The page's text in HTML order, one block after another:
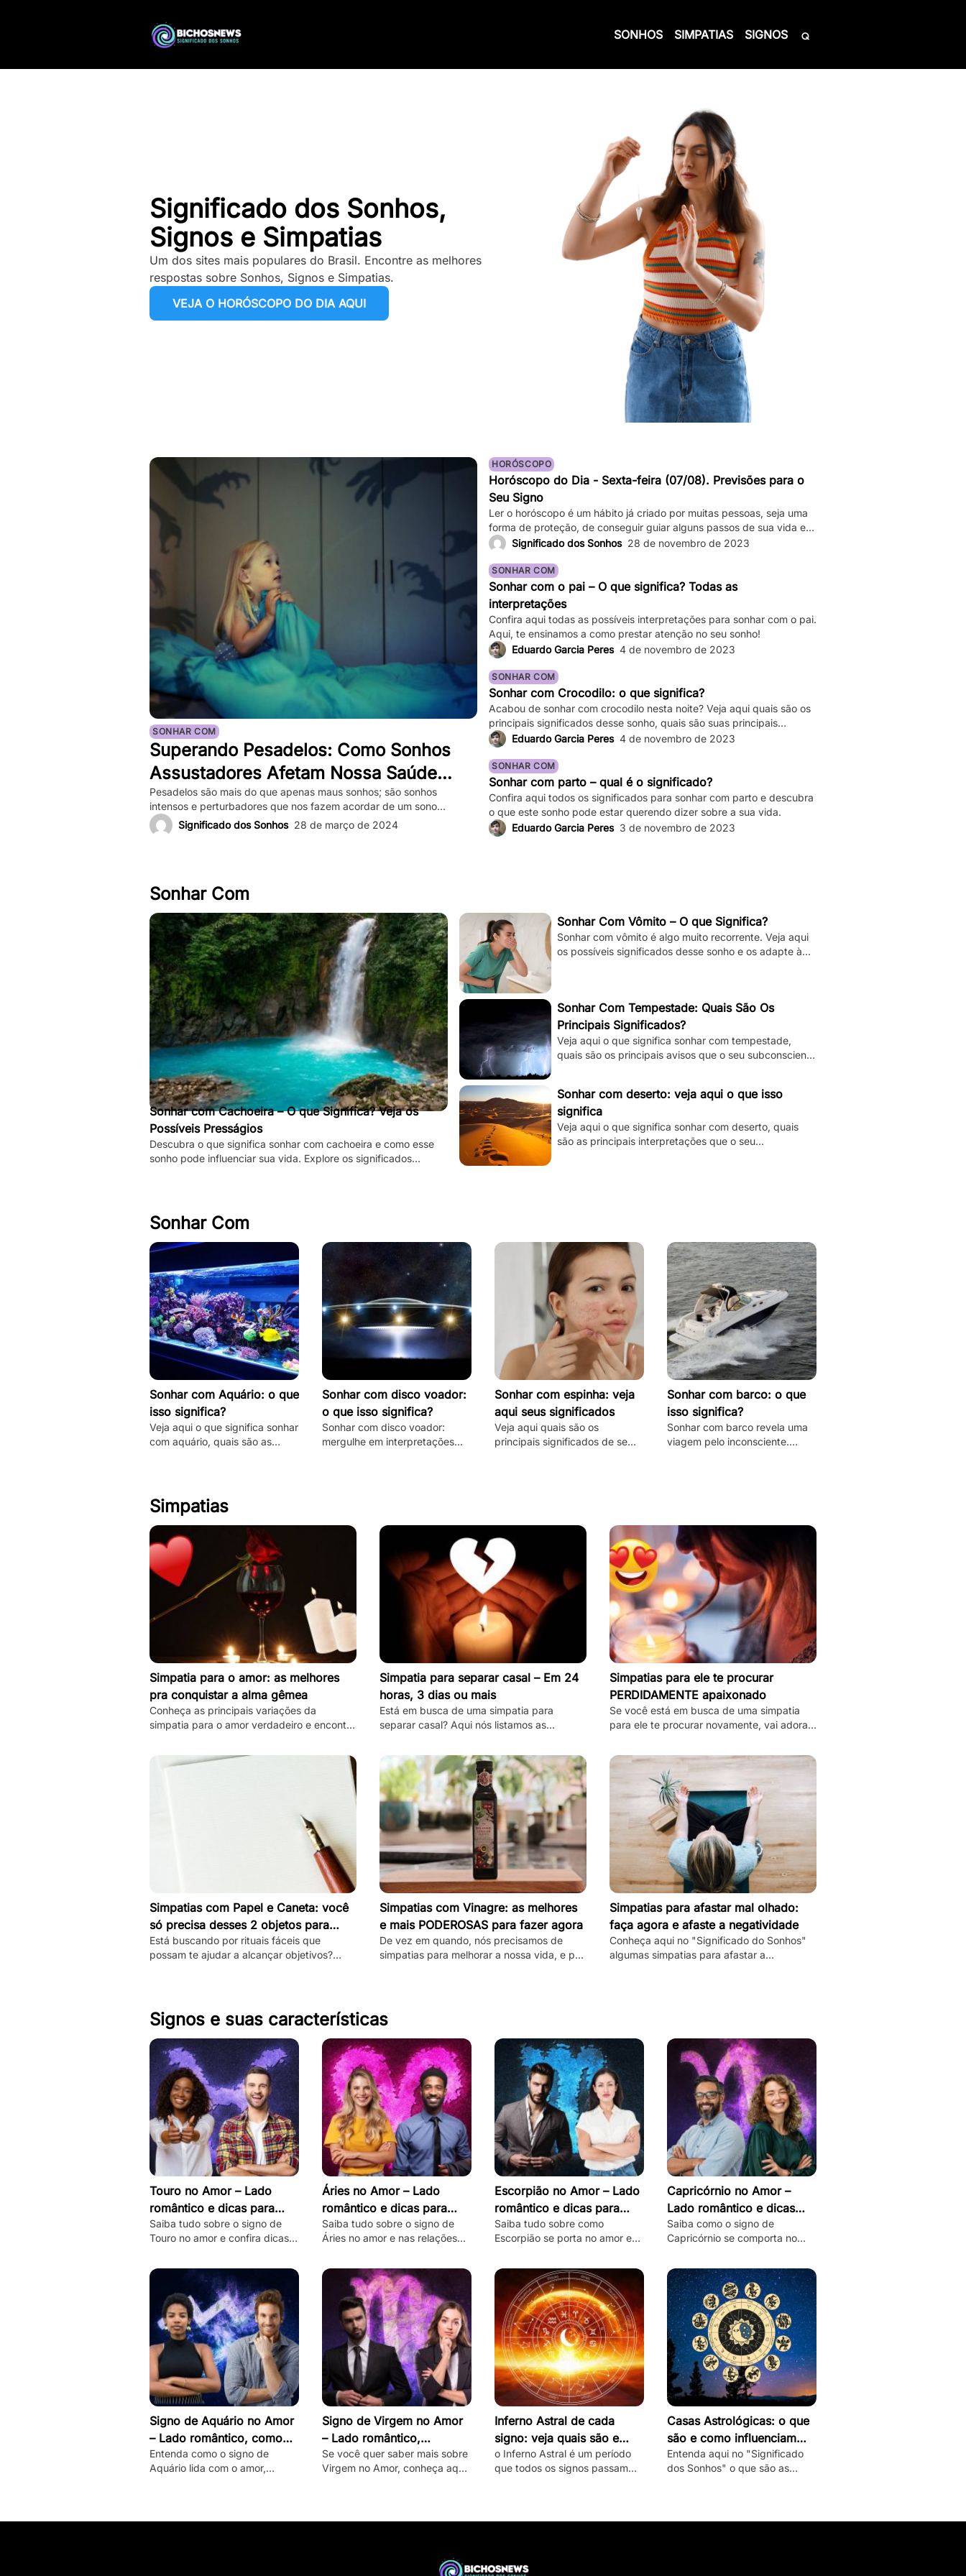
SONHOS SIMPATIAS SIGNOS
Significado dos Sonhos,
Signos e Simpatias
Um dos sites mais populares do Brasil. Encontre as melhores
respostas sobre Sonhos, Signos e Simpatias.
VEJA O HORÓSCOPO DO DIA AQUI
SONHAR COM
Superando Pesadelos: Como Sonhos
Assustadores Afetam Nossa Saúde
Mental e Maneiras de Superá-los
Pesadelos são mais do que apenas maus sonhos; são sonhos
intensos e perturbadores que nos fazem acordar de um sono
profundo. Eles podem ser tão vívidos e assustadores que fazem
nosso coração bater forte, e a sensação de medo persiste mesmo
Significado dos Sonhos 28 de março de 2024
HORÓSCOPO
Horóscopo do Dia - Sexta-feira (07/08). Previsões para o
Seu Signo
Ler o horóscopo é um hábito já criado por muitas pessoas, seja uma
forma de proteção, de conseguir guiar alguns passos de sua vida e
até mesmo de sair de determinadas “roubadas”, não é mesmo? Quer
Basta verificar informações completas sobre […]
Significado dos Sonhos 28 de novembro de 2023
SONHAR COM
Sonhar com o pai – O que significa? Todas as
interpretações
Confira aqui todas as possíveis interpretações para sonhar com o pai.
Aqui, te ensinamos a como prestar atenção no seu sonho!
Eduardo Garcia Peres 4 de novembro de 2023
SONHAR COM
Sonhar com Crocodilo: o que significa?
Acabou de sonhar com crocodilo nesta noite? Veja aqui quais são os
principais significados desse sonho, quais são suas principais
variações!Eduardo Garcia Peres 4 de novembro de 2023
SONHAR COM
Sonhar com parto – qual é o significado?
Confira aqui todos os significados para sonhar com parto e descubra
o que este sonho pode estar querendo dizer sobre a sua vida.
Eduardo Garcia Peres 3 de novembro de 2023
Sonhar Com
Sonhar com Cachoeira – O que Significa? Veja os
Possíveis Presságios
Descubra o que significa sonhar com cachoeira e como esse
sonho pode influenciar sua vida. Explore os significados
Sonhar Com Vômito – O que Significa?
Sonhar com vômito é algo muito recorrente. Veja aqui
os possíveis significados desse sonho e os adapte à
Sonhar Com Tempestade: Quais São Os
Principais Significados?
Veja aqui o que significa sonhar com tempestade,
quais são os principais avisos que o seu subconsciente
Sonhar com deserto: veja aqui o que isso
significa
Veja aqui o que significa sonhar com deserto, quais
são as principais interpretações que o seu
Sonhar Com
Sonhar com Aquário: o que
isso significa?
Veja aqui o que significa sonhar
com aquário, quais são as
Sonhar com disco voador:
o que isso significa?
Sonhar com disco voador:
mergulhe em interpretações
Sonhar com espinha: veja
aqui seus significados
Veja aqui quais são os
principais significados de se
Sonhar com barco: o que
isso significa?
Sonhar com barco revela uma
viagem pelo inconsciente.
Simpatias
Simpatia para o amor: as melhores
pra conquistar a alma gêmea
Conheça as principais variações da
simpatia para o amor verdadeiro e encontre
simples de se fazer!
Simpatia para separar casal – Em 24
horas, 3 dias ou mais
Está em busca de uma simpatia para
separar casal? Aqui nós listamos as
simpatias desse tipo!
Simpatias para ele te procurar
PERDIDAMENTE apaixonado
Se você está em busca de uma simpatia
para ele te procurar novamente, vai adorar
separamos.
Simpatias com Papel e Caneta: você
só precisa desses 2 objetos para
fazê-las
Está buscando por rituais fáceis que
possam te ajudar a alcançar objetivos?
Simpatias com Vinagre: as melhores
e mais PODEROSAS para fazer agora
De vez em quando, nós precisamos de
simpatias para melhorar a nossa vida, e por
Simpatias para afastar mal olhado:
faça agora e afaste a negatividade
Conheça aqui no "Significado do Sonhos"
algumas simpatias para afastar a
Signos e suas características
Touro no Amor – Lado
romântico e dicas para
conquistar
Saiba tudo sobre o signo de
Touro no amor e confira dicas
seu lado romântico!
Áries no Amor – Lado
romântico e dicas para
conquistar
Saiba tudo sobre o signo de
Áries no amor e nas relações
destravar seu intenso e ardente
lado romântico.
Escorpião no Amor – Lado
romântico e dicas para
conquistar
Saiba tudo sobre como
Escorpião se porta no amor e
desbloquear seu misterioso e
enigmático lado romântico.
Capricórnio no Amor –
Lado romântico e dicas
para conquistar
Saiba como o signo de
Capricórnio se comporta no
romântico e veja dicas de como
conquistar um capricorniano!
Signo de Aquário no Amor
– Lado romântico, como
conquistar e mais
Entenda como o signo de
Aquário lida com o amor,
Signo de Virgem no Amor
– Lado romântico,
personalidade e como
conquistar
Se você quer saber mais sobre
Virgem no Amor, conheça aqui
Inferno Astral de cada
signo: veja quais são e
como lidar com eles
o Inferno Astral é um período
que todos os signos passam
Casas Astrológicas: o que
são e como influenciam
nossa vida e personalidade
Entenda aqui no "Significado
dos Sonhos" o que são as